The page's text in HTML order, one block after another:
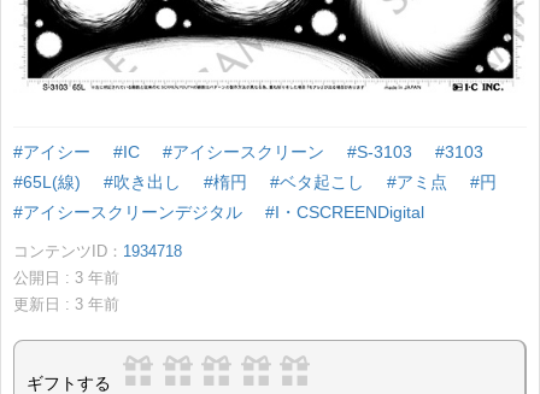
#アイシー #IC #アイシースクリーン #S-3103
#3103
#65L(線)
#吹き出し #楕円 #ベタ起こし #アミ点
#円
#アイシースクリーンデジタル
#I・CSCREENDigital
コンテンツID： 1934718
公開日 : 3 年前
更新日 : 3 年前
ギフトする